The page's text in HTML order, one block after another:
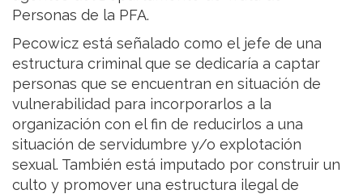
Personas de la PFA.
Pecowicz está señalado como el jefe de una
estructura criminal que se dedicaría a captar
personas que se encuentran en situación de
vulnerabilidad para incorporarlos a la
organización con el fin de reducirlos a una
situación de servidumbre y/o explotación
sexual. También está imputado por construir un
culto y promover una estructura ilegal de